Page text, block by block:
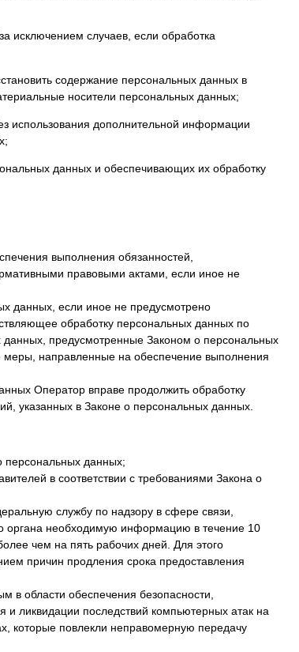
исключением случаев, если обработка
содержание персональных данных в
носители персональных данных;
использования дополнительной информации
данных и обеспечивающих их обработку
выполнения обязанностей,
правовыми актами, если иное не
данных, если иное не предусмотрено
обработку персональных данных по
предусмотренные Законом о персональных
направленные на обеспечение выполнения
Оператор вправе продолжить обработку
указанных в Законе о персональных данных.
персональных данных;
в соответствии с требованиями Закона о
службу по надзору в сфере связи,
органа необходимую информацию в течение 10
чем на пять рабочих дней. Для этого
причин продления срока предоставления
в области обеспечения безопасности,
и ликвидации последствий компьютерных атак на
которые повлекли неправомерную передачу